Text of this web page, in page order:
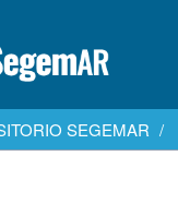
SEGEMAR